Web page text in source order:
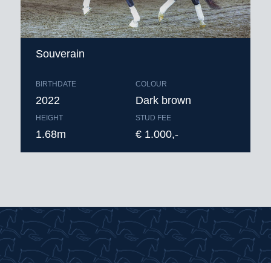
Souverain
BIRTHDATE
2022
HEIGHT
1.68m
COLOUR
Dark brown
STUD FEE
€ 1.000,-